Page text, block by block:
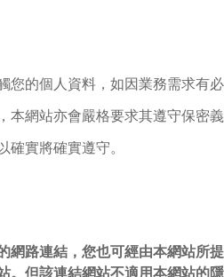
您的個人資料，如因業務需求有必
本網站亦會嚴格要求其遵守保密義
實將確實遵守。
網路連結，您也可經由本網站所提
。但該連結網站不適用本網站的隱